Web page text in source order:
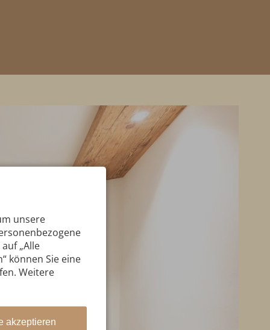
unsere
„Alle
können Sie eine
Weitere
akzeptieren